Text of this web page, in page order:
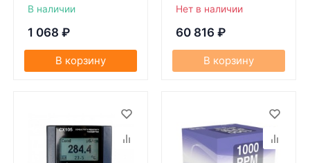
В наличии
1 068 ₽
В корзину
Нет в наличии
60 816 ₽
В корзину